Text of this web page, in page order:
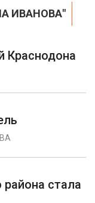
ИВАНОВА"
Краснодона
стала